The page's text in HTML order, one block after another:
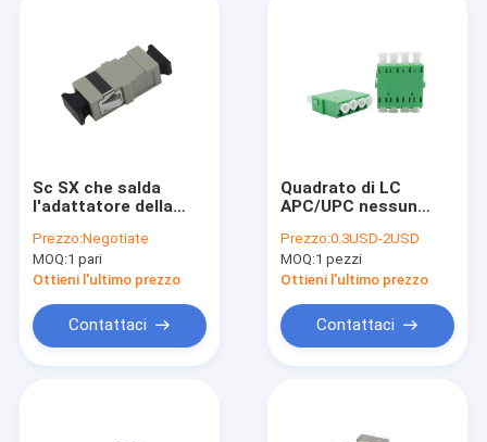
Sc SX che salda
l'adattatore della
orecchio
Prezzo:Negotiate
MOQ:1 pari
Ottieni l'ultimo prezzo
Contattaci
Quadrato di LC
APC/UPC nessun
ottica del lucernario
Prezzo:0.3USD-2USD
MOQ:1 pezzi
Ottieni l'ultimo prezzo
Contattaci